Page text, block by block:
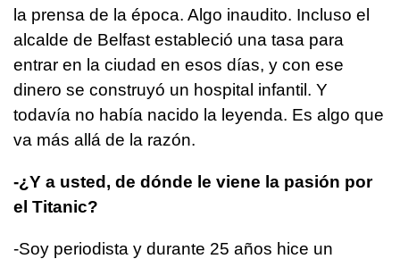
la prensa de la época. Algo inaudito. Incluso el
alcalde de Belfast estableció una tasa para
entrar en la ciudad en esos días, y con ese
dinero se construyó un hospital infantil. Y
todavía no había nacido la leyenda. Es algo que
va más allá de la razón.
-¿Y a usted, de dónde le viene la pasión por
el Titanic?
-Soy periodista y durante 25 años hice un